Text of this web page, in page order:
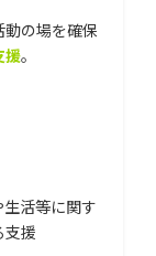
の場を確保
援。
活等に関す
支援